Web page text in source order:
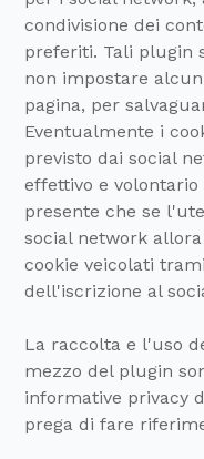
condivisione dei
preferiti. Tali plugin
non impostare
pagina, per
Eventualmente i
previsto dai social
effettivo e
presente che se
social network
cookie veicolati
dell'iscrizione al
La raccolta e l'uso
mezzo del plugin
informative privacy
prega di fare